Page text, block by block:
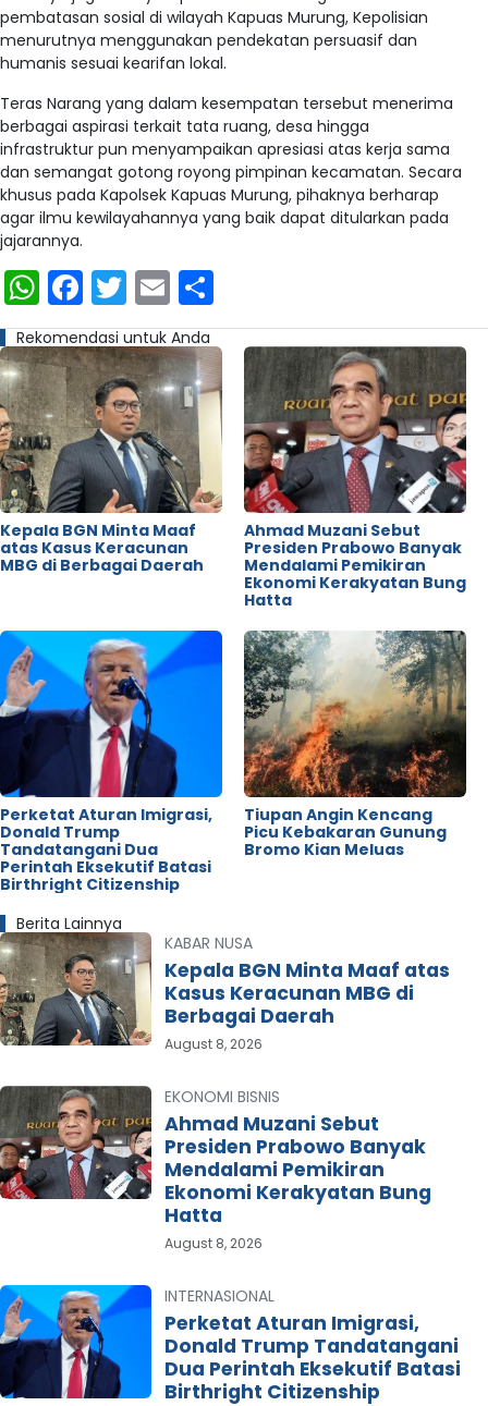
pembatasan sosial di wilayah Kapuas Murung, Kepolisian
menurutnya menggunakan pendekatan persuasif dan
humanis sesuai kearifan lokal.
Teras Narang yang dalam kesempatan tersebut menerima
berbagai aspirasi terkait tata ruang, desa hingga
infrastruktur pun menyampaikan apresiasi atas kerja sama
dan semangat gotong royong pimpinan kecamatan. Secara
khusus pada Kapolsek Kapuas Murung, pihaknya berharap
agar ilmu kewilayahannya yang baik dapat ditularkan pada
jajarannya.
WhatsApp
Facebook
Twitter
Email
Rekomendasi untuk Anda
Kepala BGN Minta Maaf
atas Kasus Keracunan
MBG di Berbagai Daerah
Ahmad Muzani Sebut
Presiden Prabowo Banyak
Mendalami Pemikiran
Ekonomi Kerakyatan Bung
Hatta
Perketat Aturan Imigrasi,
Donald Trump
Tandatangani Dua
Perintah Eksekutif Batasi
Birthright Citizenship
Tiupan Angin Kencang
Picu Kebakaran Gunung
Bromo Kian Meluas
Berita Lainnya
KABAR NUSA
Kepala BGN Minta Maaf atas
Kasus Keracunan MBG di
Berbagai Daerah
August 8, 2026
EKONOMI BISNIS
Ahmad Muzani Sebut
Presiden Prabowo Banyak
Mendalami Pemikiran
Ekonomi Kerakyatan Bung
Hatta
August 8, 2026
INTERNASIONAL
Perketat Aturan Imigrasi,
Donald Trump Tandatangani
Dua Perintah Eksekutif Batasi
Birthright Citizenship